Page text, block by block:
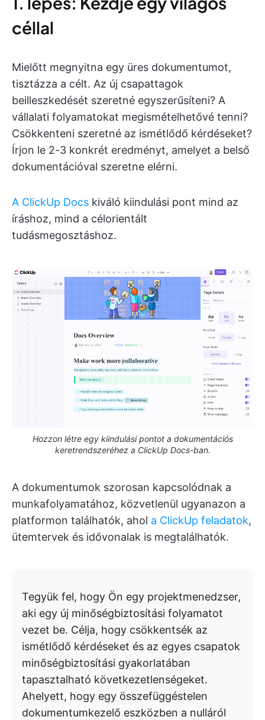
céllal
Mielőtt megnyitna egy üres dokumentumot,
tisztázza a célt. Az új csapattagok
beilleszkedését szeretné egyszerűsíteni? A
vállalati folyamatokat megismételhetővé tenni?
Csökkenteni szeretné az ismétlődő kérdéseket?
Írjon le 2-3 konkrét eredményt, amelyet a belső
dokumentációval szeretne elérni.
A ClickUp Docs kiváló kiindulási pont mind az
íráshoz, mind a célorientált
tudásmegosztáshoz.
Hozzon létre egy kiindulási pontot a dokumentációs
keretrendszeréhez a ClickUp Docs-ban.
A dokumentumok szorosan kapcsolódnak a
munkafolyamatához, közvetlenül ugyanazon a
platformon találhatók, ahol a ClickUp feladatok,
ütemtervek és idővonalak is megtalálhatók.
Tegyük fel, hogy Ön egy projektmenedzser,
aki egy új minőségbiztosítási folyamatot
vezet be. Célja, hogy csökkentsék az
ismétlődő kérdéseket és az egyes csapatok
minőségbiztosítási gyakorlatában
tapasztalható következetlenségeket.
Ahelyett, hogy egy összefüggéstelen
dokumentumkezelő eszközben a nulláról